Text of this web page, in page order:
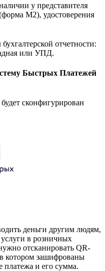
у представителя
M2), удостоверения
отчетности:
или УПД.
Быстрых Платежей
сконфигурирован
деньги другим людям,
в розничных
отсканировать QR-
котором зашифрованы
платежа и его сумма.